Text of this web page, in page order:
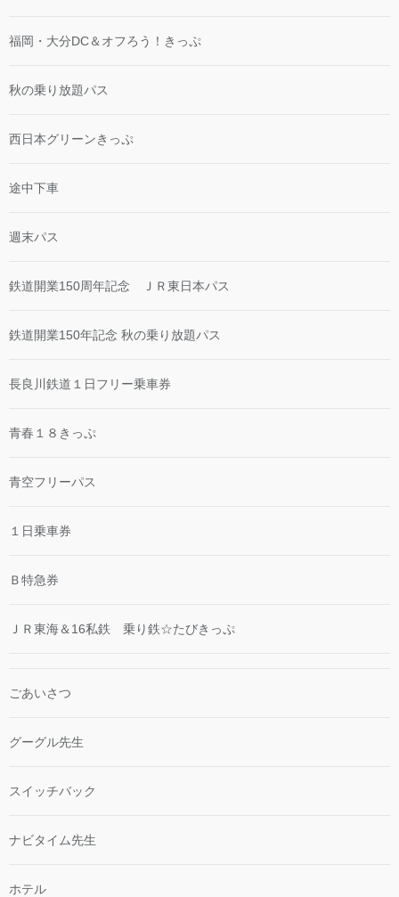
福岡・大分DC＆オフろう！きっぷ
秋の乗り放題パス
西日本グリーンきっぷ
途中下車
週末パス
鉄道開業150周年記念 ＪＲ東日本パス
鉄道開業150年記念 秋の乗り放題パス
長良川鉄道１日フリー乗車券
青春１８きっぷ
青空フリーパス
１日乗車券
Ｂ特急券
ＪＲ東海＆16私鉄 乗り鉄☆たびきっぷ
ごあいさつ
グーグル先生
スイッチバック
ナビタイム先生
ホテル